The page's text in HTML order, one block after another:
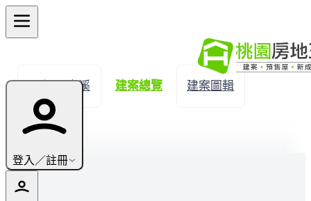
登入／註冊
← 返回大溪 建案總覽 建案圖輯
生活機能